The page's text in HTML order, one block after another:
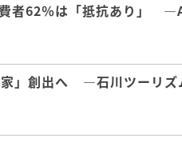
費者62％は「抵抗あり」
家」創出へ ―石川ツーリズ